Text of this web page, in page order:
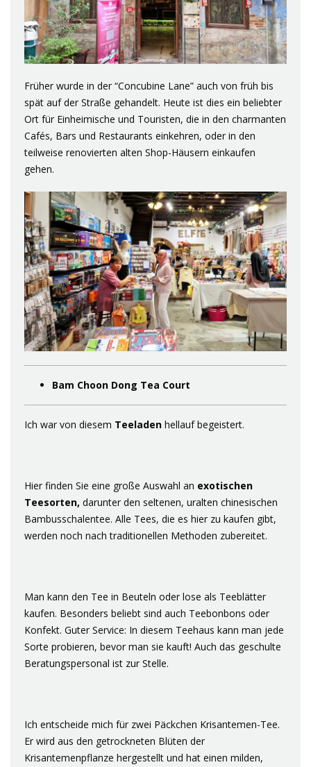
Früher wurde in der “Concubine Lane” auch von früh bis
spät auf der Straße gehandelt. Heute ist dies ein beliebter
Ort für Einheimische und Touristen, die in den charmanten
Cafés, Bars und Restaurants einkehren, oder in den
teilweise renovierten alten Shop-Häusern einkaufen
gehen.
Bam Choon Dong Tea Court
Ich war von diesem Teeladen hellauf begeistert.
Hier finden Sie eine große Auswahl an exotischen
Teesorten, darunter den seltenen, uralten chinesischen
Bambusschalentee. Alle Tees, die es hier zu kaufen gibt,
werden noch nach traditionellen Methoden zubereitet.
Man kann den Tee in Beuteln oder lose als Teeblätter
kaufen. Besonders beliebt sind auch Teebonbons oder
Konfekt. Guter Service: In diesem Teehaus kann man jede
Sorte probieren, bevor man sie kauft! Auch das geschulte
Beratungspersonal ist zur Stelle.
Ich entscheide mich für zwei Päckchen Krisantemen-Tee.
Er wird aus den getrockneten Blüten der
Krisantemenpflanze hergestellt und hat einen milden,